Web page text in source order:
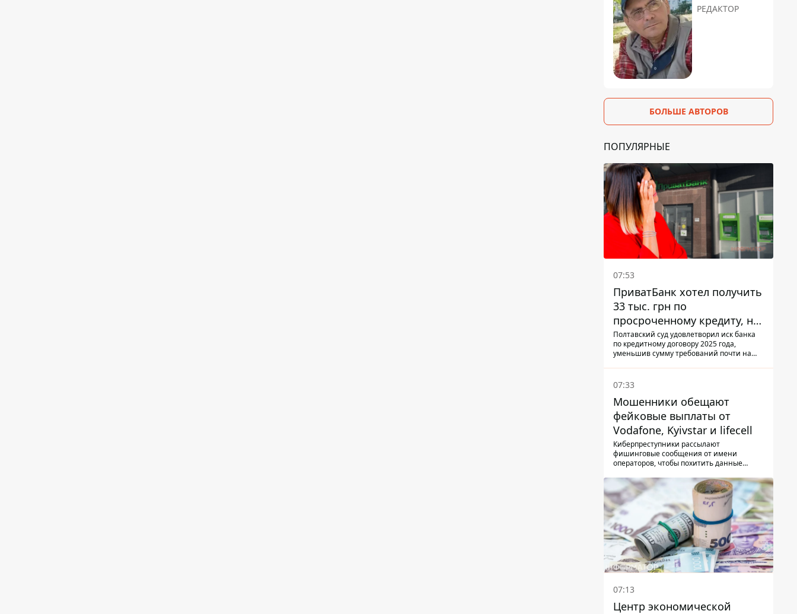
РЕДАКТОР
БОЛЬШЕ АВТОРОВ
ПОПУЛЯРНЫЕ
07:53
ПриватБанк хотел получить
33 тыс. грн по
просроченному кредиту, но
суд взыскал с должницы
только 22 тыс. грн
Полтавский суд удовлетворил иск банка
по кредитному договору 2025 года,
уменьшив сумму требований почти на
07:33
Мошенники обещают
фейковые выплаты от
Vodafone, Kyivstar и lifecell
Киберпреступники рассылают
фишинговые сообщения от имени
операторов, чтобы похитить данные
07:13
Центр экономической